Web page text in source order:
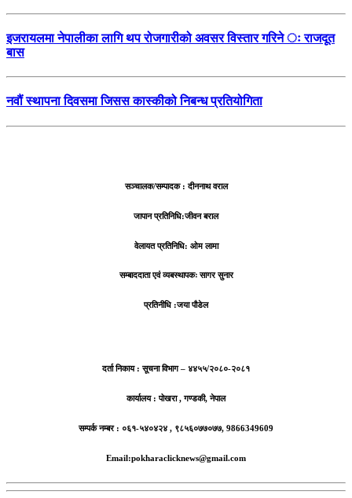
इजरायलमा नेपालीका लागि थप रोजगारीको अवसर विस्तार गरिने ः राजदूत
बास
नवौं स्थापना दिवसमा जिसस कास्कीको निबन्ध प्रतियोगिता
सञ्चालक/सम्पादक : दीननाथ वराल
जापान प्रतिनिधि:जीवन बराल
वेलायत प्रतिनिधि: ओम लामा
सम्बाददाता एवं व्यबस्थापकः सागर सुनार
प्रतिनीधि :जया पौडेल
दर्ता निकाय : सूचना विभाग – ४४५५/२०८०-२०८१
कार्यालय : पोखरा , गण्डकी, नेपाल
सम्पर्क नम्बर : ०६१-५४०४२४ , ९८५६०७७०७७, 9866349609
Email:pokharaclicknews@gmail.com